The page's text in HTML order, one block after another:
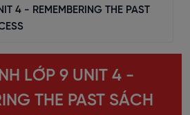
4 - REMEMBERING THE PAST
LỚP 9 UNIT 4 -
THE PAST SÁCH